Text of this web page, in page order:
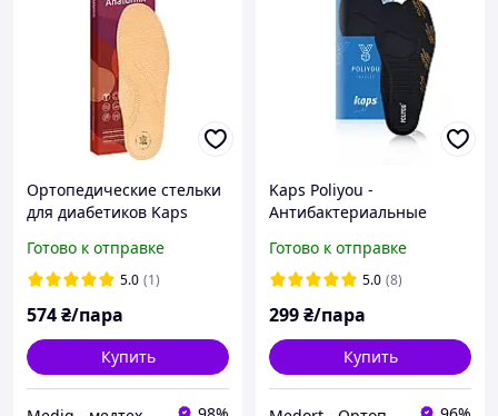
Ортопедические стельки
для диабетиков Kaps
Готово к отправке
5.0 (1)
574₴/пара
Купить
Kaps Poliyou -
Антибактериальные
обуви
Готово к отправке
5.0 (8)
299₴/пара
Купить